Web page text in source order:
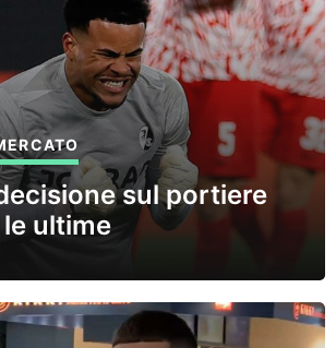
sul portiere
ultime